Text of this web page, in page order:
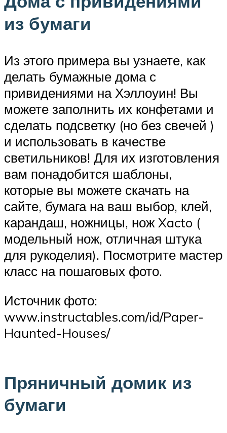
из бумаги
Из этого примера вы узнаете, как
делать бумажные дома с
привидениями на Хэллоуин! Вы
можете заполнить их конфетами и
сделать подсветку (но без свечей )
и использовать в качестве
светильников! Для их изготовления
вам понадобится шаблоны,
которые вы можете скачать на
сайте, бумага на ваш выбор, клей,
карандаш, ножницы, нож Xacto (
модельный нож, отличная штука
для рукоделия). Посмотрите мастер
класс на пошаговых фото.
Источник фото:
www.instructables.com/id/Paper-
Haunted-Houses/
Пряничный домик из
бумаги